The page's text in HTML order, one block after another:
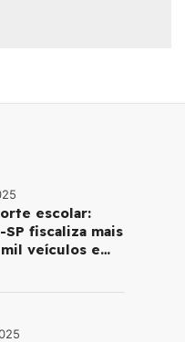
escolar:
SP fiscaliza mais
veículos e